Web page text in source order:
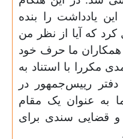
یادداشت را بنده
کرد که آیا از نظر من
همکاران ما حرف خود
مکررا با استناد به
رییس‌جمهور در
به عنوان یک مقام
قضایی سندی برای